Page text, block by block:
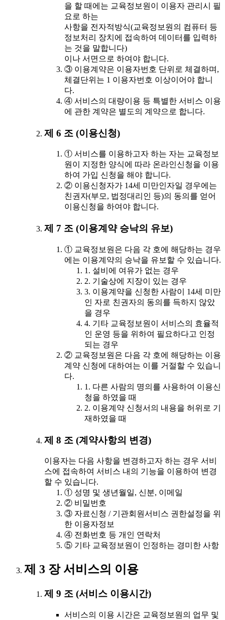
을 할 때에는 교육정보원이 이용자 관리시 필
요로 하는
사항을 전자적방식(교육정보원의 컴퓨터 등
정보처리 장치에 접속하여 데이터를 입력하
는 것을 말합니다)
이나 서면으로 하여야 합니다.
③ 이용계약은 이용자번호 단위로 체결하며,
체결단위는 1 이용자번호 이상이어야 합니
다.
④ 서비스의 대량이용 등 특별한 서비스 이용
에 관한 계약은 별도의 계약으로 합니다.
제 6 조 (이용신청)
① 서비스를 이용하고자 하는 자는 교육정보
원이 지정한 양식에 따라 온라인신청을 이용
하여 가입 신청을 해야 합니다.
② 이용신청자가 14세 미만인자일 경우에는
친권자(부모, 법정대리인 등)의 동의를 얻어
이용신청을 하여야 합니다.
제 7 조 (이용계약 승낙의 유보)
① 교육정보원은 다음 각 호에 해당하는 경우
에는 이용계약의 승낙을 유보할 수 있습니다.
1. 설비에 여유가 없는 경우
2. 기술상에 지장이 있는 경우
3. 이용계약을 신청한 사람이 14세 미만
인 자로 친권자의 동의를 득하지 않았
을 경우
4. 기타 교육정보원이 서비스의 효율적
인 운영 등을 위하여 필요하다고 인정
되는 경우
② 교육정보원은 다음 각 호에 해당하는 이용
계약 신청에 대하여는 이를 거절할 수 있습니
다.
1. 다른 사람의 명의를 사용하여 이용신
청을 하였을 때
2. 이용계약 신청서의 내용을 허위로 기
재하였을 때
제 8 조 (계약사항의 변경)
이용자는 다음 사항을 변경하고자 하는 경우 서비
스에 접속하여 서비스 내의 기능을 이용하여 변경
할 수 있습니다.
① 성명 및 생년월일, 신분, 이메일
② 비밀번호
③ 자료신청 / 기관회원서비스 권한설정을 위
한 이용자정보
④ 전화번호 등 개인 연락처
⑤ 기타 교육정보원이 인정하는 경미한 사항
제 3 장 서비스의 이용
제 9 조 (서비스 이용시간)
서비스의 이용 시간은 교육정보원의 업무 및